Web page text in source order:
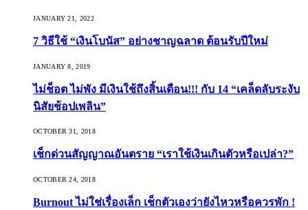
JANUARY 21, 2022
7 วิธีใช้ “เงินโบนัส” อย่างชาญฉลาด ต้อนรับปีใหม่
JANUARY 8, 2019
ไม่ช็อต ไม่พัง มีเงินใช้ถึงสิ้นเดือน!!! กับ 14 “เคล็ดลับระงับ
นิสัยช้อปเพลิน”
OCTOBER 31, 2018
เช็กด่วนสัญญาณอันตราย “เราใช้เงินเกินตัวหรือเปล่า?”
OCTOBER 24, 2018
Burnout ไม่ใช่เรื่องเล็ก เช็กตัวเองว่ายังไหวหรือควรพัก !